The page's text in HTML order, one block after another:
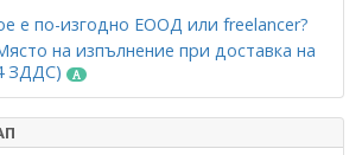
е по-изгодно ЕООД или freelancer?
на изпълнение при доставка на
ЗДДС)